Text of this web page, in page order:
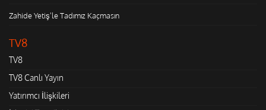
Zahide Yetiş'le Tadımız Kaçmasın
TV8
TV8
TV8 Canlı Yayın
Yatırımcı İlişkileri